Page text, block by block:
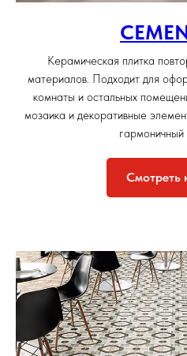
Керамическая плитка
материалов. Подходит для
комнаты и остальных
мозаика и декоративные
гармоничный
Смотреть